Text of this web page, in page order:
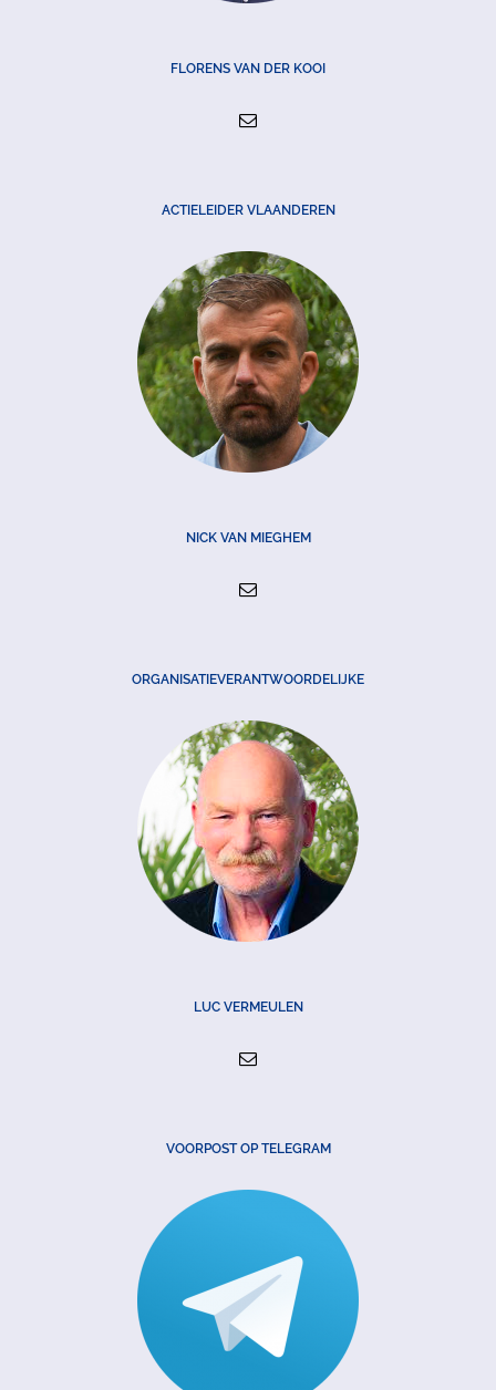
FLORENS VAN DER KOOI
ACTIELEIDER VLAANDEREN
NICK VAN MIEGHEM
ORGANISATIEVERANTWOORDELIJKE
LUC VERMEULEN
VOORPOST OP TELEGRAM